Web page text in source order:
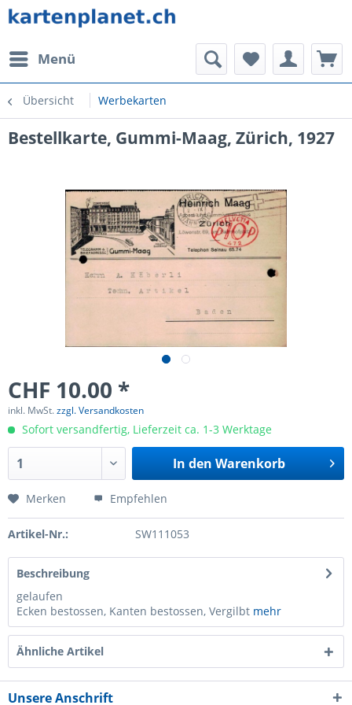
Menü
Übersicht Werbekarten
Bestellkarte, Gummi-Maag, Zürich, 1927
CHF 10.00 *
inkl. MwSt.zzgl. Versandkosten
Sofort versandfertig, Lieferzeit ca. 1-3 Werktage
In den Warenkorb
Merken Empfehlen
Artikel-Nr.: SW111053
Beschreibung
gelaufen
Ecken bestossen, Kanten bestossen, Vergilbt mehr
Ähnliche Artikel
Unsere Anschrift